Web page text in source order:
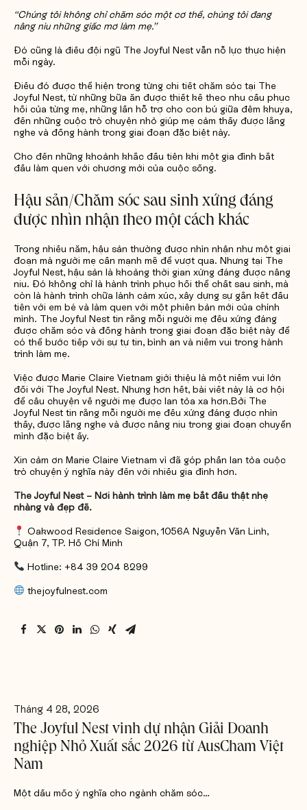
“Chúng tôi không chỉ chăm sóc một cơ thể, chúng tôi đang
nâng niu những giấc mơ làm mẹ.”
Đó cũng là điều đội ngũ The Joyful Nest vẫn nỗ lực thực hiện
mỗi ngày.
Điều đó được thể hiện trong từng chi tiết chăm sóc tại The
Joyful Nest, từ những bữa ăn được thiết kế theo nhu cầu phục
hồi của từng mẹ, những lần hỗ trợ cho con bú giữa đêm khuya,
đến những cuộc trò chuyện nhỏ giúp mẹ cảm thấy được lắng
nghe và đồng hành trong giai đoạn đặc biệt này.
Cho đến những khoảnh khắc đầu tiên khi một gia đình bắt
đầu làm quen với chương mới của cuộc sống.
Hậu sản/Chăm sóc sau sinh xứng đáng
được nhìn nhận theo một cách khác
Trong nhiều năm, hậu sản thường được nhìn nhận như một giai
đoạn mà người mẹ cần mạnh mẽ để vượt qua. Nhưng tại The
Joyful Nest, hậu sản là khoảng thời gian xứng đáng được nâng
niu. Đó không chỉ là hành trình phục hồi thể chất sau sinh, mà
còn là hành trình chữa lành cảm xúc, xây dựng sự gắn kết đầu
tiên với em bé và làm quen với một phiên bản mới của chính
mình. The Joyful Nest tin rằng mỗi người mẹ đều xứng đáng
được chăm sóc và đồng hành trong giai đoạn đặc biệt này để
có thể bước tiếp với sự tự tin, bình an và niềm vui trong hành
trình làm mẹ.
Việc được Marie Claire Vietnam giới thiệu là một niềm vui lớn
đối với The Joyful Nest. Nhưng hơn hết, bài viết này là cơ hội
để câu chuyện về người mẹ được lan tỏa xa hơn.Bởi The
Joyful Nest tin rằng mỗi người mẹ đều xứng đáng được nhìn
thấy, được lắng nghe và được nâng niu trong giai đoạn chuyển
mình đặc biệt ấy.
Xin cảm ơn Marie Claire Vietnam vì đã góp phần lan tỏa cuộc
trò chuyện ý nghĩa này đến với nhiều gia đình hơn.
The Joyful Nest – Nơi hành trình làm mẹ bắt đầu thật nhẹ
nhàng và đẹp đẽ.
Oakwood Residence Saigon, 1056A Nguyễn Văn Linh,
Quận 7, TP. Hồ Chí Minh
Hotline: +84 39 204 8299
thejoyfulnest.com
Tháng 4 28, 2026
The Joyful Nest vinh dự nhận Giải Doanh
nghiệp Nhỏ Xuất sắc 2026 từ AusCham Việt
Nam
Một dấu mốc ý nghĩa cho ngành chăm sóc…